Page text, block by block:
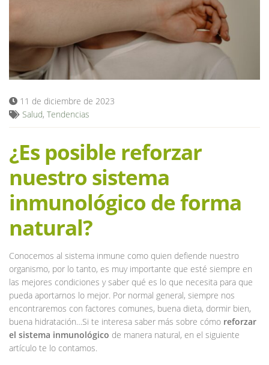
11 de diciembre de 2023
Salud, Tendencias
¿Es posible reforzar
nuestro sistema
inmunológico de forma
natural?
Conocemos al sistema inmune como quien defiende nuestro
organismo, por lo tanto, es muy importante que esté siempre en
las mejores condiciones y saber qué es lo que necesita para que
pueda aportarnos lo mejor. Por normal general, siempre nos
encontraremos con factores comunes, buena dieta, dormir bien,
buena hidratación…Si te interesa saber más sobre cómo reforzar
el sistema inmunológico de manera natural, en el siguiente
artículo te lo contamos.